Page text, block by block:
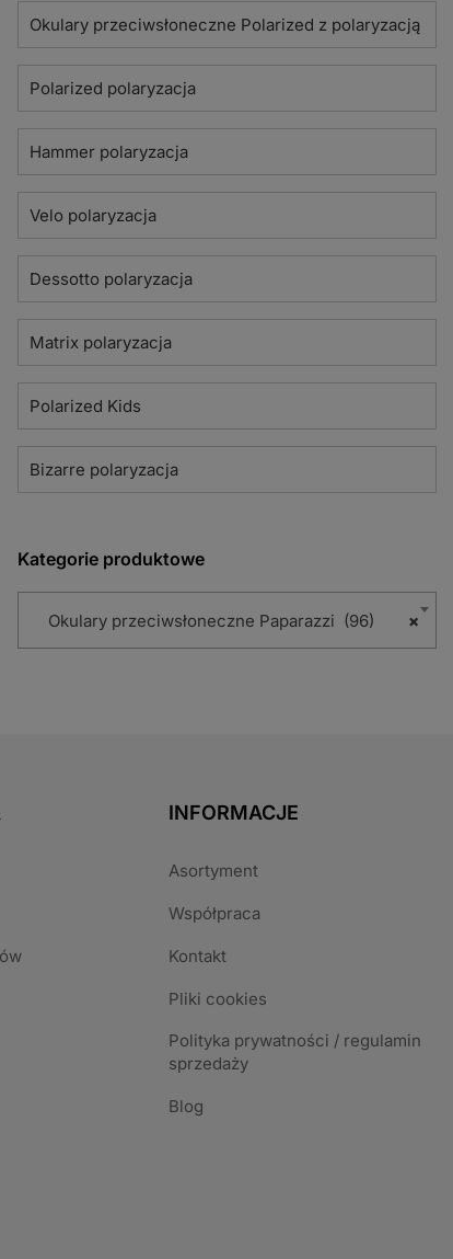
Okulary przeciwsłoneczne Polarized z polaryzacją
Polarized polaryzacja
Hammer polaryzacja
Velo polaryzacja
Dessotto polaryzacja
Matrix polaryzacja
Polarized Kids
Bizarre polaryzacja
Kategorie produktowe
×
Okulary przeciwsłoneczne Paparazzi (96)
INFORMACJE
Asortyment
Współpraca
Kontakt
Pliki cookies
Polityka prywatności / regulamin
sprzedaży
Blog